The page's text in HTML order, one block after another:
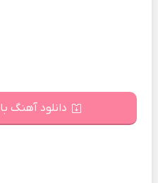
دانلود آهنگ با